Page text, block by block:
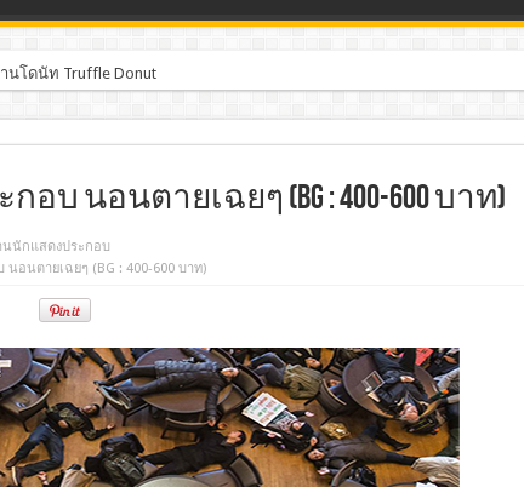
นโดนัท Truffle Donut
อบ นอนตายเฉยๆ (BG : 400-600 บาท)
นนักแสดงประกอบ
อนตายเฉยๆ (BG : 400-600 บาท)